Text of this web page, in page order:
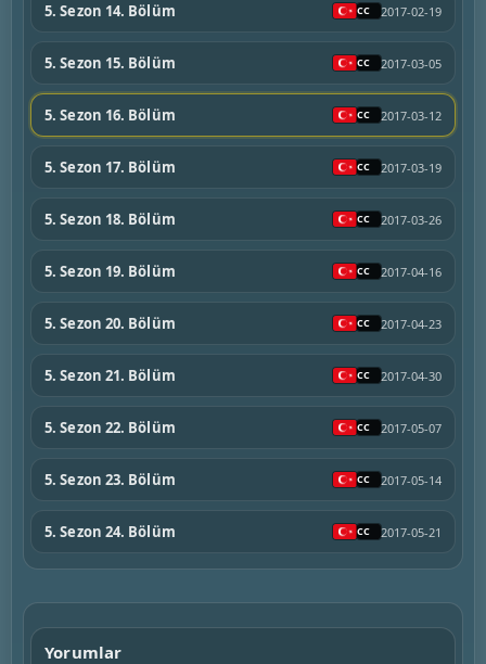
5. Sezon 14. Bölüm 2017-02-19
5. Sezon 15. Bölüm 2017-03-05
5. Sezon 16. Bölüm 2017-03-12
5. Sezon 17. Bölüm 2017-03-19
5. Sezon 18. Bölüm 2017-03-26
5. Sezon 19. Bölüm 2017-04-16
5. Sezon 20. Bölüm 2017-04-23
5. Sezon 21. Bölüm 2017-04-30
5. Sezon 22. Bölüm 2017-05-07
5. Sezon 23. Bölüm 2017-05-14
5. Sezon 24. Bölüm 2017-05-21
Yorumlar